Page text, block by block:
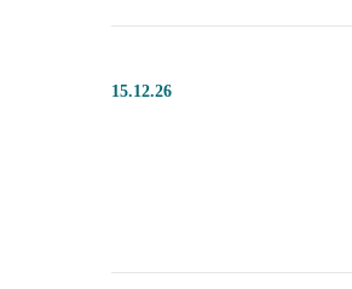
15.12.26